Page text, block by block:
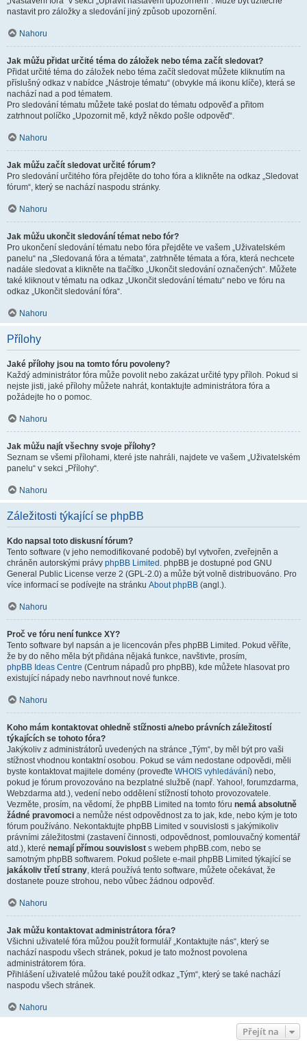
nastavit pro záložky a sledování jiný způsob upozornění.
Nahoru
Jak můžu přidat určité téma do záložek nebo téma začít sledovat?
Přidat určité téma do záložek nebo téma začít sledovat můžete kliknutím na
příslušný odkaz v nabídce „Nástroje tématu“ (obvykle má ikonu klíče), která se
nachází nad a pod tématem.
Pro sledování tématu můžete také poslat do tématu odpověď a přitom
zatrhnout políčko „Upozornit mě, když někdo pošle odpověď“.
Nahoru
Jak můžu začít sledovat určité fórum?
Pro sledování určitého fóra přejděte do toho fóra a klikněte na odkaz „Sledovat
fórum“, který se nachází naspodu stránky.
Nahoru
Jak můžu ukončit sledování témat nebo fór?
Pro ukončení sledování tématu nebo fóra přejděte ve vašem „Uživatelském
panelu“ na „Sledovaná fóra a témata“, zatrhněte témata a fóra, která nechcete
nadále sledovat a klikněte na tlačítko „Ukončit sledování označených“. Můžete
také kliknout v tématu na odkaz „Ukončit sledování tématu“ nebo ve fóru na
odkaz „Ukončit sledování fóra“.
Nahoru
Přílohy
Jaké přílohy jsou na tomto fóru povoleny?
Každý administrátor fóra může povolit nebo zakázat určité typy příloh. Pokud si
nejste jisti, jaké přílohy můžete nahrát, kontaktujte administrátora fóra a
požádejte ho o pomoc.
Nahoru
Jak můžu najít všechny svoje přílohy?
Seznam se všemi přílohami, které jste nahráli, najdete ve vašem „Uživatelském
panelu“ v sekci „Přílohy“.
Nahoru
Záležitosti týkající se phpBB
Kdo napsal toto diskusní fórum?
Tento software (v jeho nemodifikované podobě) byl vytvořen, zveřejněn a
chráněn autorskými právy phpBB Limited . phpBB je dostupné pod GNU
General Public License verze 2 (GPL-2.0) a může být volně distribuováno. Pro
více informací se podívejte na stránku About phpBB (angl.).
Nahoru
Proč ve fóru není funkce XY?
Tento software byl napsán a je licencován přes phpBB Limited. Pokud věříte,
že by do něho měla být přidána nějaká funkce, navštivte, prosím,
phpBB Ideas Centre (Centrum nápadů pro phpBB), kde můžete hlasovat pro
existující nápady nebo navrhnout nové funkce.
Nahoru
Koho mám kontaktovat ohledně stížnosti a/nebo právních záležitostí
týkajících se tohoto fóra?
Jakýkoliv z administrátorů uvedených na stránce „Tým“, by měl být pro vaši
stížnost vhodnou kontaktní osobou. Pokud se vám nedostane odpovědi, měli
byste kontaktovat majitele domény (proveďte WHOIS vyhledávání) nebo,
pokud je fórum provozováno na bezplatné službě (např. Yahoo!, forumzdarma,
Webzdarma atd.), vedení nebo oddělení stížností tohoto provozovatele.
Vezměte, prosím, na vědomí, že phpBB Limited na tomto fóru nemá absolutně
žádné pravomoci a nemůže nést odpovědnost za to jak, kde, nebo kým je toto
fórum používáno. Nekontaktujte phpBB Limited v souvislosti s jakýmikoliv
právními záležitostmi (zastavení činnosti, odpovědnost, pomlouvačný komentář
atd.), které nemají přímou souvislost s webem phpBB.com, nebo se
samotným phpBB softwarem. Pokud pošlete e-mail phpBB Limited týkající se
jakákoliv třetí strany, která používá tento software, můžete očekávat, že
dostanete pouze strohou, nebo vůbec žádnou odpověď.
Nahoru
Jak můžu kontaktovat administrátora fóra?
Všichni uživatelé fóra můžou použít formulář „Kontaktujte nás“, který se
nachází naspodu všech stránek, pokud je tato možnost povolena
administrátorem fóra.
Přihlášení uživatelé můžou také použít odkaz „Tým“, který se také nachází
naspodu všech stránek.
Nahoru
Přejít na